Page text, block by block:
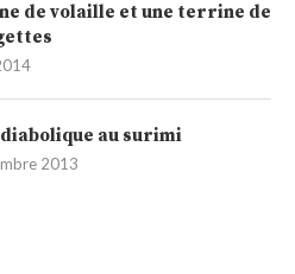
de volaille et une terrine de
au surimi
2013